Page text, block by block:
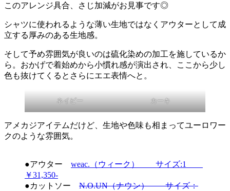
このアレンジ具合、さじ加減がお見事です◎
シャツに使われるような薄い生地ではなくアウターとして成
立する厚みのある生地感。
そして予め雰囲気が良いのは硫化染めの加工を施しているか
ら。おかげで着始めから小慣れ感が演出され、ここから少し
色も抜けてくるとさらにエエ表情へと。
ネイビー カーキ
アメカジアイテムだけど、生地や色味も相まってユーロワー
クのような雰囲気。
●アウター weac.（ウィーク） サイズ:1
￥31,350-
●カットソー N.O.UN（ナウン） サイズ：